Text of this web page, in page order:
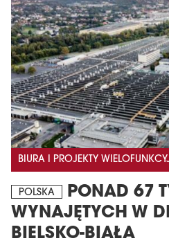
BIURA I PROJEKTY
POLSKA
PONAD 67
WYNAJĘTYCH W
BIELSKO-BIAŁA